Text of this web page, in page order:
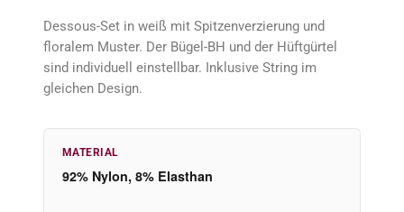
Dessous-Set in weiß mit Spitzenverzierung und
floralem Muster. Der Bügel-BH und der Hüftgürtel
sind individuell einstellbar. Inklusive String im
gleichen Design.
MATERIAL
92% Nylon, 8% Elasthan